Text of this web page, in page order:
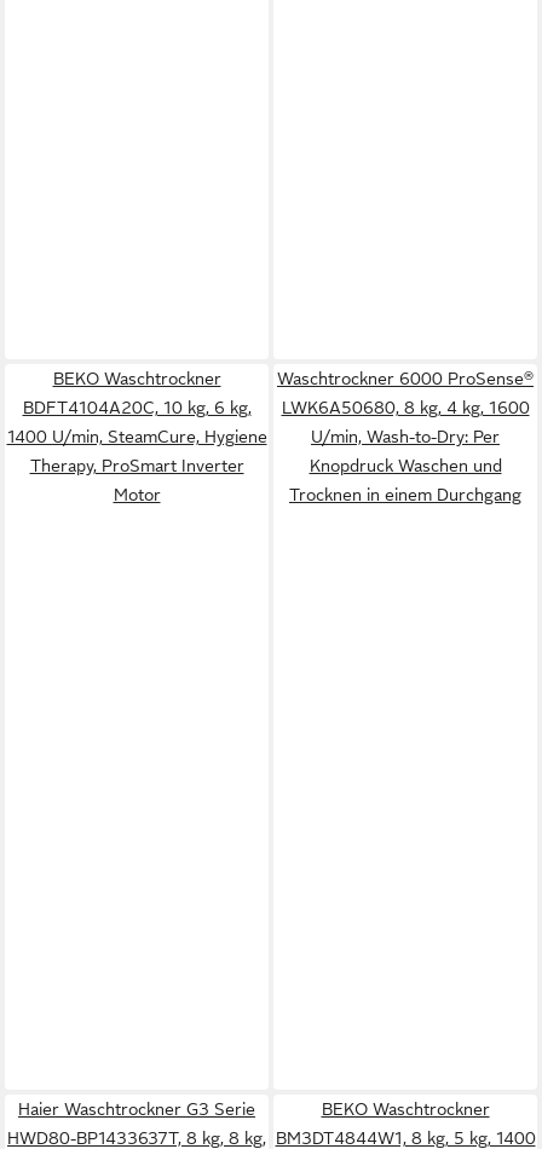
BEKO Waschtrockner
BDFT4104A20C, 10 kg, 6 kg,
1400 U/min, SteamCure, Hygiene
Therapy, ProSmart Inverter
Motor
Waschtrockner 6000 ProSense®
LWK6A50680, 8 kg, 4 kg, 1600
U/min, Wash-to-Dry: Per
Knopdruck Waschen und
Trocknen in einem Durchgang
Haier Waschtrockner G3 Serie
HWD80-BP1433637T, 8 kg, 8 kg,
BEKO Waschtrockner
BM3DT4844W1, 8 kg, 5 kg, 1400